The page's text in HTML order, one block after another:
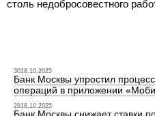
столь недобросовестного
3018.10.2025
Банк Москвы упростил
операций в приложении
2918.10.2025